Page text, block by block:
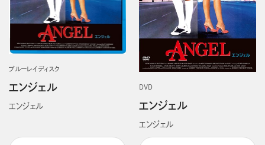
ブルーレイディスク
エンジェル
エンジェル
DVD
エンジェル
エンジェル